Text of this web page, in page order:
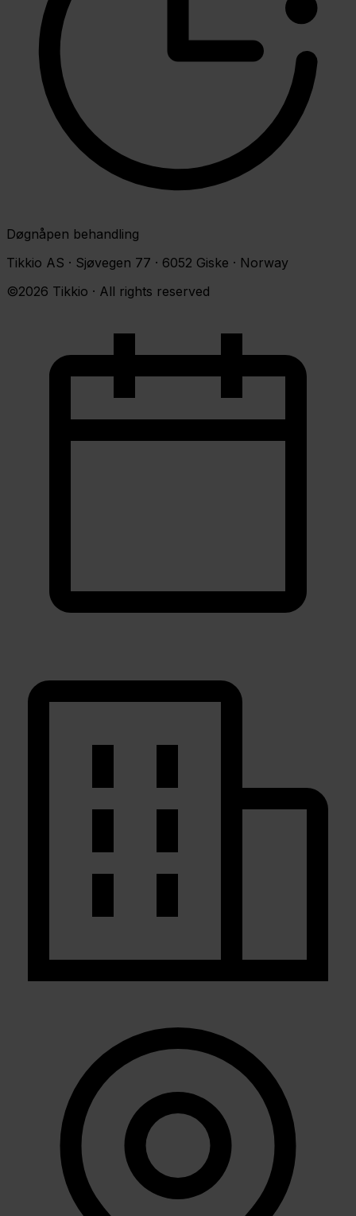
Døgnåpen behandling
Tikkio AS · Sjøvegen 77 · 6052 Giske · Norway
©2026 Tikkio · All rights reserved